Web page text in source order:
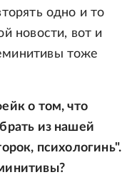
одно и то
новости, вот и
тоже
о том, что
из нашей
психологинь".